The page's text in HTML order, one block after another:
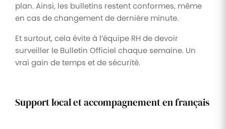
plan. Ainsi, les bulletins restent conformes, même
en cas de changement de dernière minute.
Et surtout, cela évite à l’équipe RH de devoir
surveiller le Bulletin Officiel chaque semaine. Un
vrai gain de temps et de sécurité.
Support local et accompagnement en français